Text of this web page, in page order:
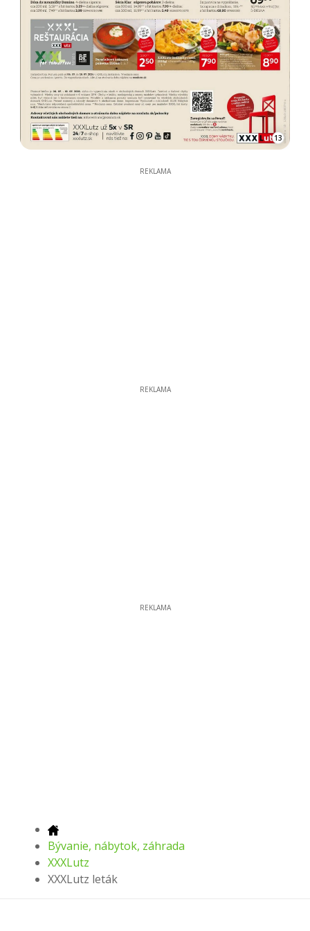
13
REKLAMA
REKLAMA
REKLAMA
Bývanie, nábytok, záhrada
XXXLutz
XXXLutz leták